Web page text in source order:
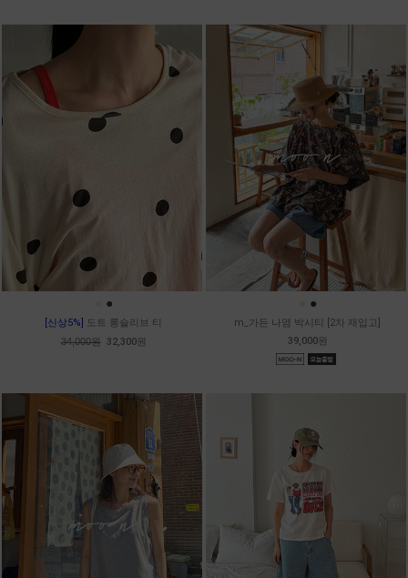
●
[신상5%] 도트 롱슬리브 티
34,000원 32,300원
●
m_가든 나염 박시티 [2차 재입고]
39,000원